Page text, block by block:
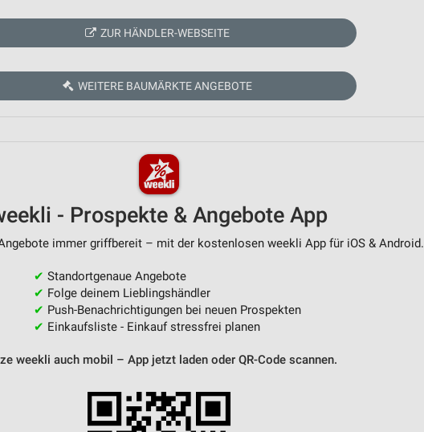
ZUR HÄNDLER-WEBSEITE
WEITERE BAUMÄRKTE ANGEBOTE
- Prospekte & Angebote App
immer griffbereit – mit der kostenlosen weekli App für iOS & Android.
✔ Standortgenaue Angebote
✔ Folge deinem Lieblingshändler
✔ Push-Benachrichtigungen bei neuen Prospekten
✔ Einkaufsliste - Einkauf stressfrei planen
weekli auch mobil – App jetzt laden oder QR-Code scannen.